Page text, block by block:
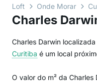
Loft Onde Morar
Charles
Charles Darwin localizada
Curitiba é um local
O valor do m² da Charles